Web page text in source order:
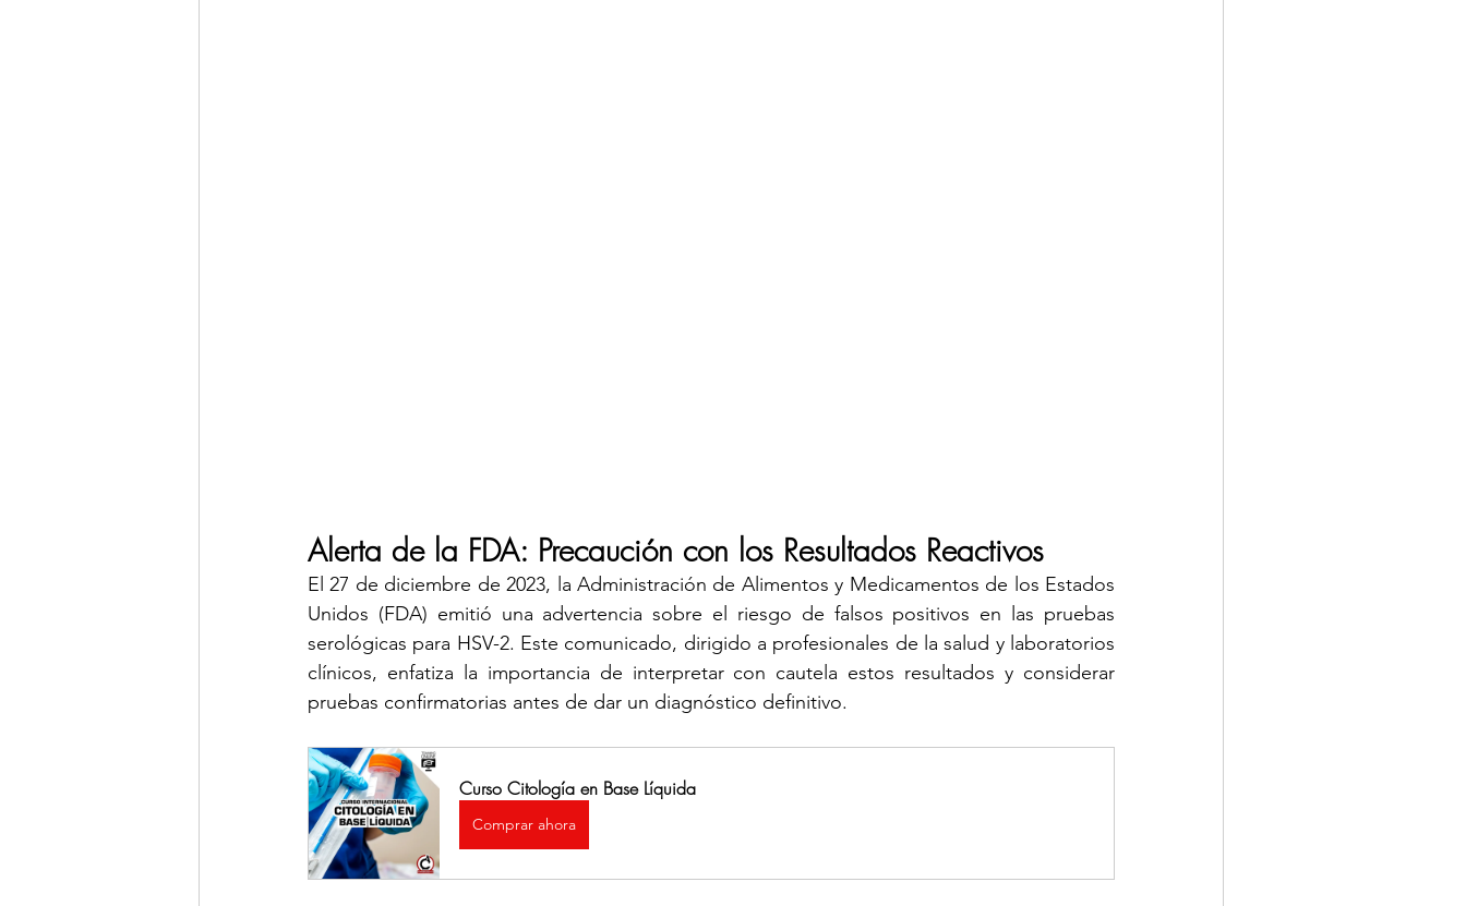
Alerta de la FDA: Precaución con los Resultados Reactivos
El 27 de diciembre de 2023, la Administración de Alimentos y Medicamentos de los Estados
Unidos (FDA) emitió una advertencia sobre el riesgo de falsos positivos en las pruebas
serológicas para HSV-2. Este comunicado, dirigido a profesionales de la salud y laboratorios
clínicos, enfatiza la importancia de interpretar con cautela estos resultados y considerar
pruebas confirmatorias antes de dar un diagnóstico definitivo.
Curso Citología en Base Líquida
Comprar ahora